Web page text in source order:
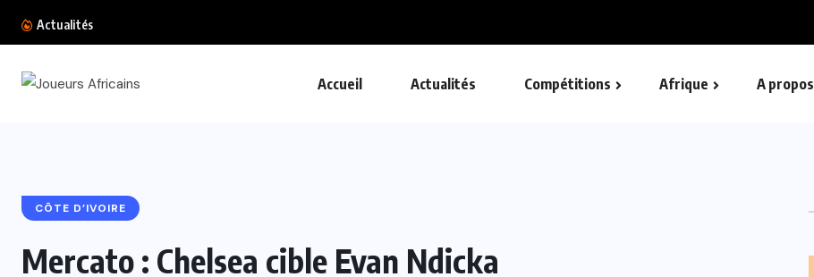
Actualités
Accueil Actualités Compétitions Afrique A propos
CÔTE D’IVOIRE
Mercato : Chelsea cible Evan Ndicka